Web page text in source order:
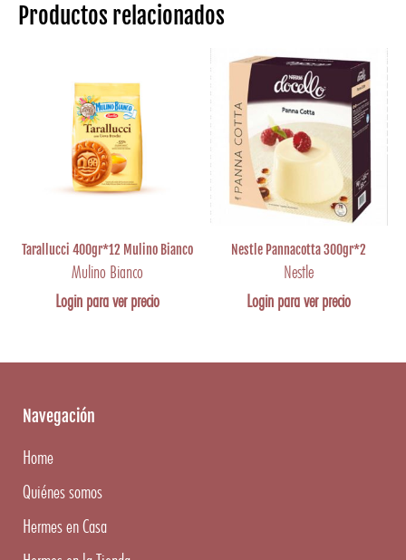
Productos relacionados
Tarallucci 400gr*12 Mulino Bianco
Mulino Bianco
Login para ver precio
Nestle Pannacotta 300gr*2
Nestle
Login para ver precio
Navegación
Home
Quiénes somos
Hermes en Casa